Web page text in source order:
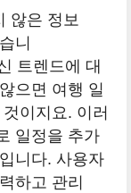
않은 정보
니
트렌드에 대
으면 여행 일
이지요. 이러
일정을 추가
니다. 사용자
하고 관리